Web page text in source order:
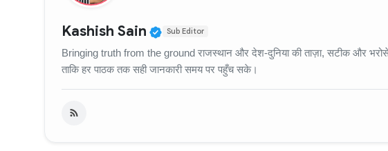
Kashish Sain Verified Public Figure • 11 Jun,
Sub Editor
Bringing truth from the ground राजस्थान और देश-दुनिया की ताज़ा, सटीक और
ताकि हर पाठक तक सही जानकारी समय पर पहुँच सके।